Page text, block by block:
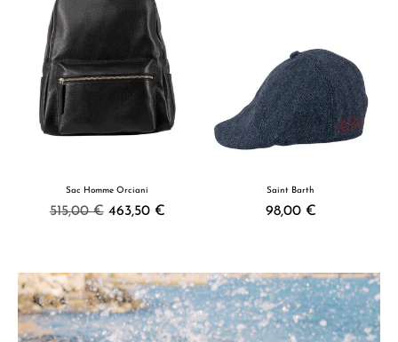
Sac Homme Orciani
515,00 € 463,50 €
Saint Barth
98,00 €